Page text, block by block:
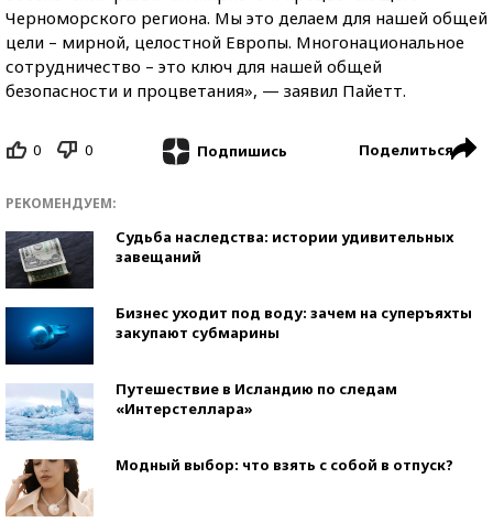
Черноморского региона. Мы это делаем для нашей общей
цели – мирной, целостной Европы. Многонациональное
сотрудничество – это ключ для нашей общей
безопасности и процветания», — заявил Пайетт.
0 0 Подпишись Поделиться
РЕКОМЕНДУЕМ:
Судьба наследства: истории удивительных
завещаний
Бизнес уходит под воду: зачем на суперъяхты
закупают субмарины
Путешествие в Исландию по следам
«Интерстеллара»
Модный выбор: что взять с собой в отпуск?